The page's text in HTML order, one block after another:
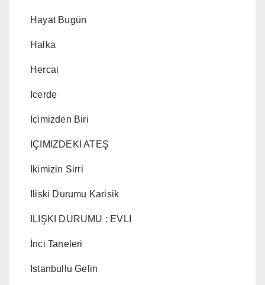
Hayat Bugün
Halka
Hercai
Icerde
Icimizden Biri
IÇIMIZDEKI ATEŞ
Ikimizin Sirri
Iliski Durumu Karisik
ILIŞKI DURUMU : EVLI
İnci Taneleri
Istanbullu Gelin